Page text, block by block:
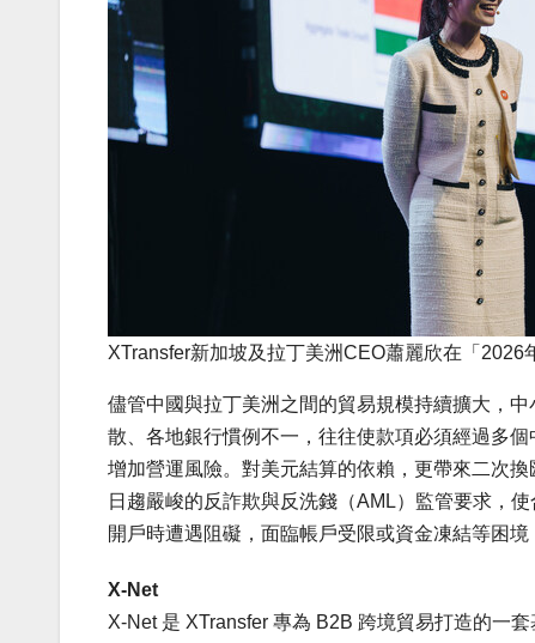
XTransfer新加坡及拉丁美洲CEO蕭麗欣在「2026
儘管中國與拉丁美洲之間的貿易規模持續擴大，
散、各地銀行慣例不一，往往使款項必須經過多
增加營運風險。對美元結算的依賴，更帶來二次
日趨嚴峻的反詐欺與反洗錢（AML）監管要求，
開戶時遭遇阻礙，面臨帳戶受限或資金凍結等困境
X-Net
X-Net 是 XTransfer 專為 B2B 跨境貿易打造的一